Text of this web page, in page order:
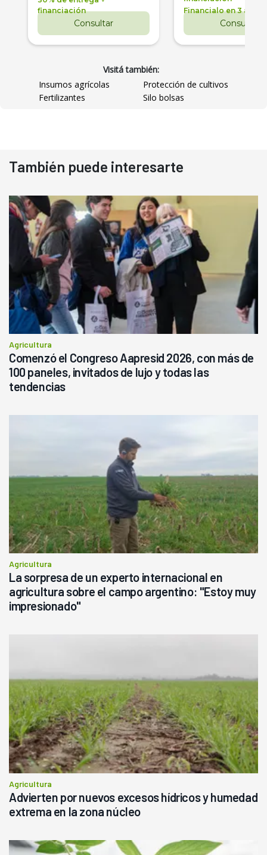
financiación
Consultar
Financialo en 3 años
Consultar
Visitá también:
Insumos agrícolas
Protección de cultivos
Fertilizantes
Silo bolsas
También puede interesarte
Agricultura
Comenzó el Congreso Aapresid 2026, con más de
100 paneles, invitados de lujo y todas las
tendencias
Agricultura
La sorpresa de un experto internacional en
agricultura sobre el campo argentino: "Estoy muy
impresionado"
Agricultura
Advierten por nuevos excesos hídricos y humedad
extrema en la zona núcleo